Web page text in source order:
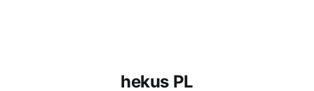
hekus PL